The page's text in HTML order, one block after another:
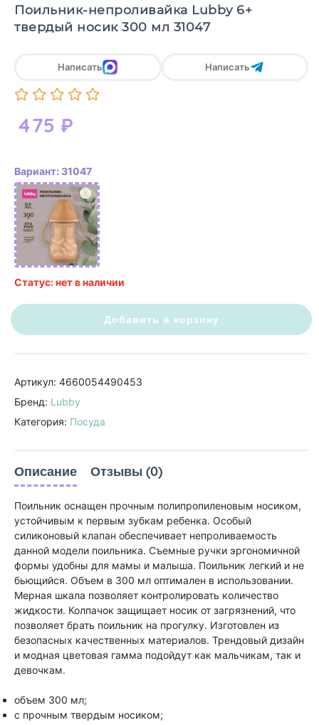
Поильник-непроливайка Lubby 6+
твердый носик 300 мл 31047
475 ₽
Написать Написать
Вариант: 31047
Статус: нет в наличии
Добавить в корзину
Артикул: 4660054490453
Бренд: Lubby
Категория: Посуда
Описание Отзывы (0)
Поильник оснащен прочным полипропиленовым носиком,
устойчивым к первым зубкам ребенка. Особый
силиконовый клапан обеспечивает непроливаемость
данной модели поильника. Съемные ручки эргономичной
формы удобны для мамы и малыша. Поильник легкий и не
бьющийся. Объем в 300 мл оптимален в использовании.
Мерная шкала позволяет контролировать количество
жидкости. Колпачок защищает носик от загрязнений, что
позволяет брать поильник на прогулку. Изготовлен из
безопасных качественных материалов. Трендовый дизайн
и модная цветовая гамма подойдут как мальчикам, так и
девочкам.
объем 300 мл;
с прочным твердым носиком;